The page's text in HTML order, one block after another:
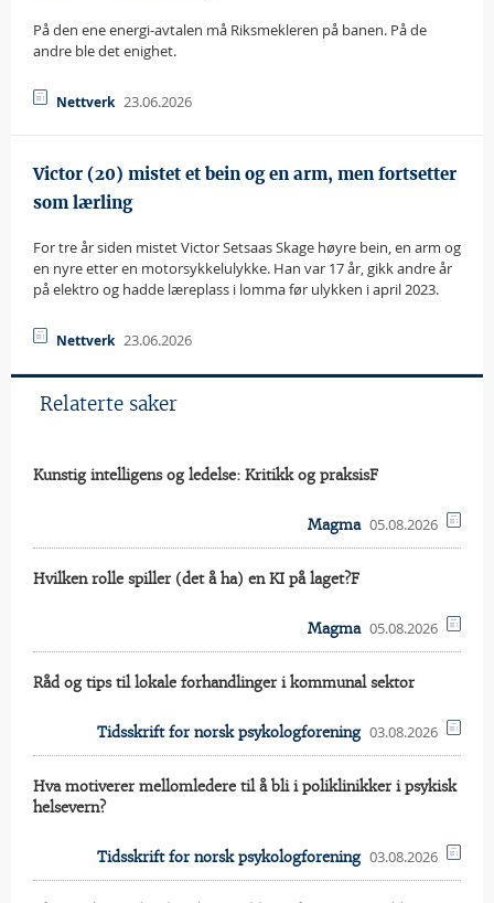
På den ene energi-avtalen må Riksmekleren på banen. På de
andre ble det enighet.
Nettverk 23.06.2026
Victor (20) mistet et bein og en arm, men fortsetter
som lærling
For tre år siden mistet Victor Setsaas Skage høyre bein, en arm og
en nyre etter en motorsykkelulykke. Han var 17 år, gikk andre år
på elektro og hadde læreplass i lomma før ulykken i april 2023.
Nettverk 23.06.2026
Relaterte saker
Kunstig intelligens og ledelse: Kritikk og praksisF
Magma 05.08.2026
Hvilken rolle spiller (det å ha) en KI på laget?F
Magma 05.08.2026
Råd og tips til lokale forhandlinger i kommunal sektor
Tidsskrift for norsk psykologforening 03.08.2026
Hva motiverer mellomledere til å bli i poliklinikker i psykisk
helsevern?
Tidsskrift for norsk psykologforening 03.08.2026